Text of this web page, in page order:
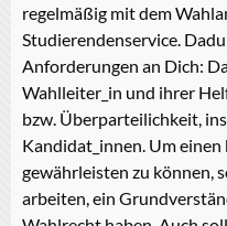
regelmäßig mit dem
Studierendenservice.
Anforderungen an Dich:
Wahlleiter_in und ihrer
bzw. Überparteilichkeit,
Kandidat_innen. Um
gewährleisten zu können,
arbeiten, ein